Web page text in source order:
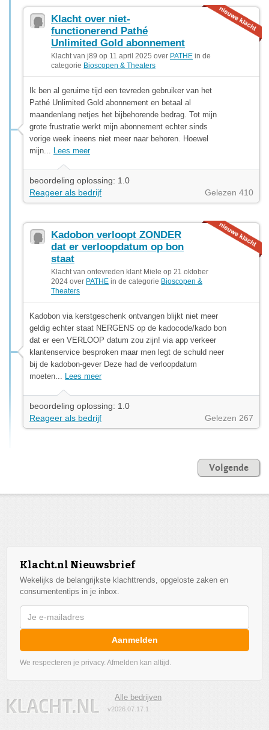
Klacht over niet-
functionerend Pathé
Unlimited Gold abonnement
Klacht van j89 op 11 april 2025 over PATHE in de
categorie Bioscopen & Theaters
Ik ben al geruime tijd een tevreden gebruiker van het
Pathé Unlimited Gold abonnement en betaal al
maandenlang netjes het bijbehorende bedrag. Tot mijn
grote frustratie werkt mijn abonnement echter sinds
vorige week ineens niet meer naar behoren. Hoewel
mijn... Lees meer
beoordeling oplossing: 1.0
Reageer als bedrijf
Gelezen 410
Kadobon verloopt ZONDER
dat er verloopdatum op bon
staat
Klacht van ontevreden klant Miele op 21 oktober
2024 over PATHE in de categorie Bioscopen &
Theaters
Kadobon via kerstgeschenk ontvangen blijkt niet meer
geldig echter staat NERGENS op de kadocode/kado bon
dat er een VERLOOP datum zou zijn! via app verkeer
klantenservice besproken maar men legt de schuld neer
bij de kadobon-gever Deze had de verloopdatum
moeten... Lees meer
beoordeling oplossing: 1.0
Reageer als bedrijf
Gelezen 267
Volgende
Klacht.nl Nieuwsbrief
Wekelijks de belangrijkste klachttrends, opgeloste zaken en
consumententips in je inbox.
Aanmelden
We respecteren je privacy. Afmelden kan altijd.
Alle bedrijven
v2026.07.17.1